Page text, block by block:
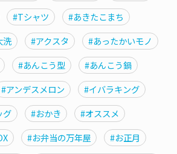
#Tシャツ
#あきたこまち
洗
#アクスタ
#あったかいモノ
#あんこう型
#あんこう鍋
#アンデスメロン
#イバラキング
グ
#おかき
#オススメ
#お弁当の万年屋
#お正月